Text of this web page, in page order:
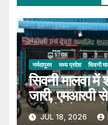
नर्मदापुरम मध्य प्रदेश सिवनी
सिवनी मालवा
जारी,
वीडियो सोशल
JUL 18, 2026